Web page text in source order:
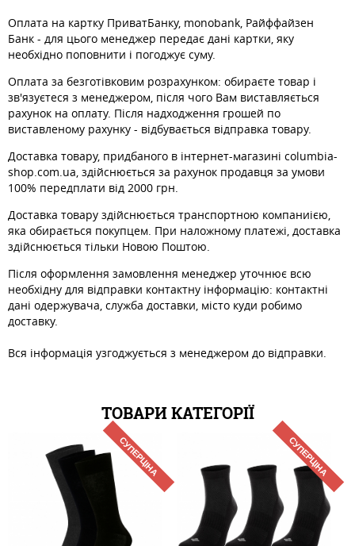
Оплата на картку ПриватБанку, monobank, Райффайзен
Банк - для цього менеджер передає дані картки, яку
необхідно поповнити і погоджує суму.
Оплата за безготівковим розрахунком: обираєте товар і
зв'язуєтеся з менеджером, після чого Вам виставляється
рахунок на оплату. Після надходження грошей по
виставленому рахунку - відбувається відправка товару.
Доставка товару, придбаного в інтернет-магазині columbia-
shop.com.ua, здійснюється за рахунок продавця за умови
100% передплати від 2000 грн.
Доставка товару здійснюється транспортною компаниією,
яка обирається покупцем. При наложному платежі, доставка
здійснюється тільки Новою Поштою.
Після оформлення замовлення менеджер уточнює всю
необхідну для відправки контактну інформацію: контактні
дані одержувача, служба доставки, місто куди робимо
доставку.
Вся інформація узгоджується з менеджером до відправки.
ТОВАРИ КАТЕГОРІЇ
СУПЕРЦІНА СУПЕРЦІНА